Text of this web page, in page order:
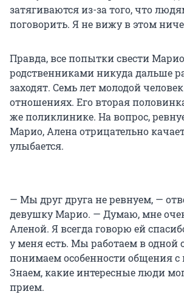
затягиваются из-за того, что
поговорить. Я не вижу в этом
Правда, все попытки свести
родственниками никуда дальше
заходят. Семь лет молодой
отношениях. Его вторая
же поликлинике. На вопрос,
Марио, Алена отрицательно
улыбается.
— Мы друг друга не ревнуем, —
девушку Марио. — Думаю, мне
Аленой. Я всегда говорю ей
у меня есть. Мы работаем в одной
понимаем особенности общения
Знаем, какие интересные люди
прием.